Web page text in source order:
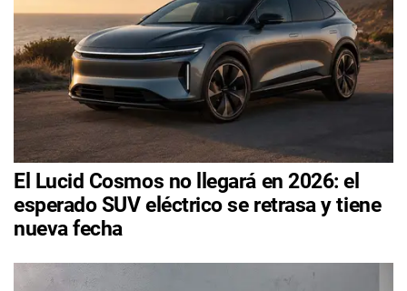
El Lucid Cosmos no llegará en 2026: el
esperado SUV eléctrico se retrasa y tiene
nueva fecha